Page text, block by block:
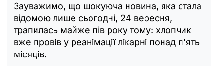
Зауважимо, що шокуюча новина, яка стала
відомою лише сьогодні, 24 вересня,
трапилась майже пів року тому: хлопчик
вже провів у реанімації лікарні понад п'ять
місяців.